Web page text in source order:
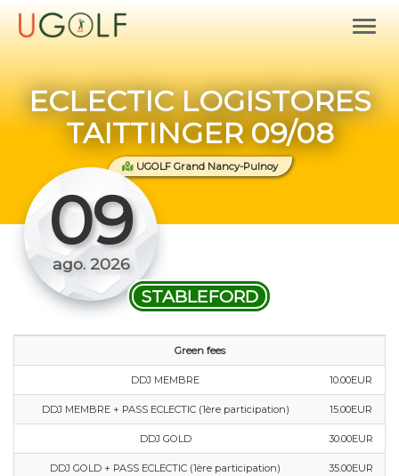
ECLECTIC LOGISTORES
TAITTINGER 09/08
UGOLF Grand Nancy-Pulnoy
09
ago. 2026
STABLEFORD
Green fees
DDJ MEMBRE 10.00EUR
DDJ MEMBRE + PASS ECLECTIC (1ère participation) 15.00EUR
DDJ GOLD 30.00EUR
DDJ GOLD + PASS ECLECTIC (1ère participation) 35.00EUR